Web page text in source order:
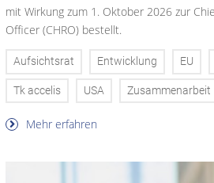
mit Wirkung zum 1. Oktober 2026 zur
Officer (CHRO) bestellt.
Aufsichtsrat Entwicklung EU
Tk accelis USA Zusammenarbeit
Mehr erfahren